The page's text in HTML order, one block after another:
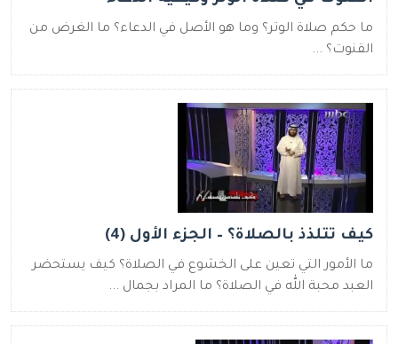
ما حكم صلاة الوتر؟ وما هو الأصل في الدعاء؟ ما الغرض من
القنوت؟ ...
كيف تتلذذ بالصلاة؟ – الجزء الأول (4)
ما الأمور التي تعين على الخشوع في الصلاة؟ كيف يستحضر
العبد محبة الله في الصلاة؟ ما المراد بجمال ...